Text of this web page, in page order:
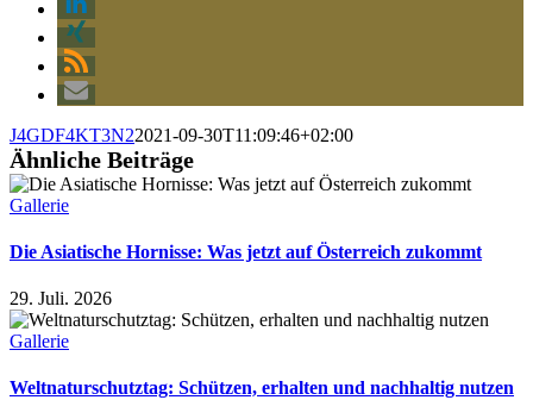
J4GDF4KT3N22021-09-30T11:09:46+02:00
Ähnliche Beiträge
Gallerie
Die Asiatische Hornisse: Was jetzt auf Österreich zukommt
29. Juli. 2026
Gallerie
Weltnaturschutztag: Schützen, erhalten und nachhaltig nutzen